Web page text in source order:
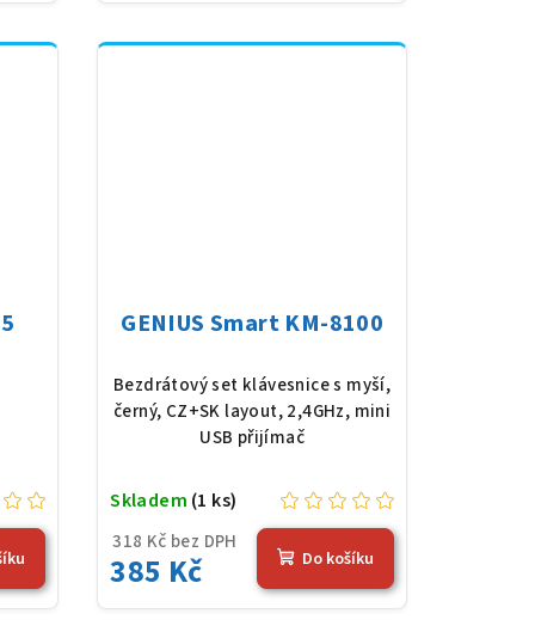
GENIUS Smart KM-8100
Bezdrátový set klávesnice s myší,
černý, CZ+SK layout, 2,4GHz, mini
USB přijímač
318 Kč bez DPH
385 Kč
Skladem (1 ks)
Do košíku